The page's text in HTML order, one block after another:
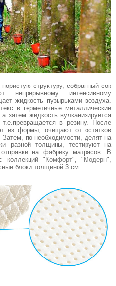
структуру, собранный сок
непрерывному интенсивному
жидкость пузырьками воздуха.
в герметичные металлические
затем жидкость вулканизируется
в резину. После
из формы, очищают от остатков
по необходимости, делят на
разной толщины, тестируют на
на фабрику матрасов. В
коллекций "Комфорт", "Модерн",
блоки толщиной 3 см.